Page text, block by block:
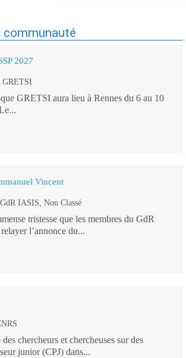
communauté
2027
GRETSI
GRETSI aura lieu à Rennes du 6 au 10
Vincent
GdR IASIS, Non Classé
tristesse que les membres du GdR
l’annonce du...
chercheurs et chercheuses sur des
junior (CPJ) dans...